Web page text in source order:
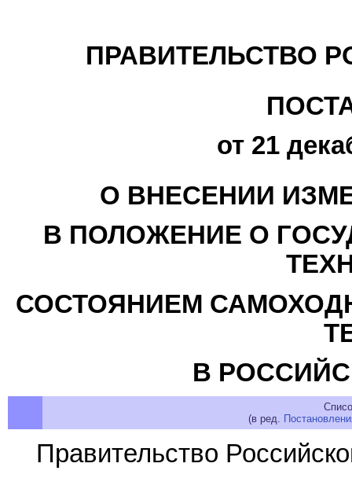
ПРАВИТЕЛЬСТВО
от 21
О ВНЕСЕНИИ
В ПОЛОЖЕНИЕ О
СОСТОЯНИЕМ
В
(в ред.
Правительство